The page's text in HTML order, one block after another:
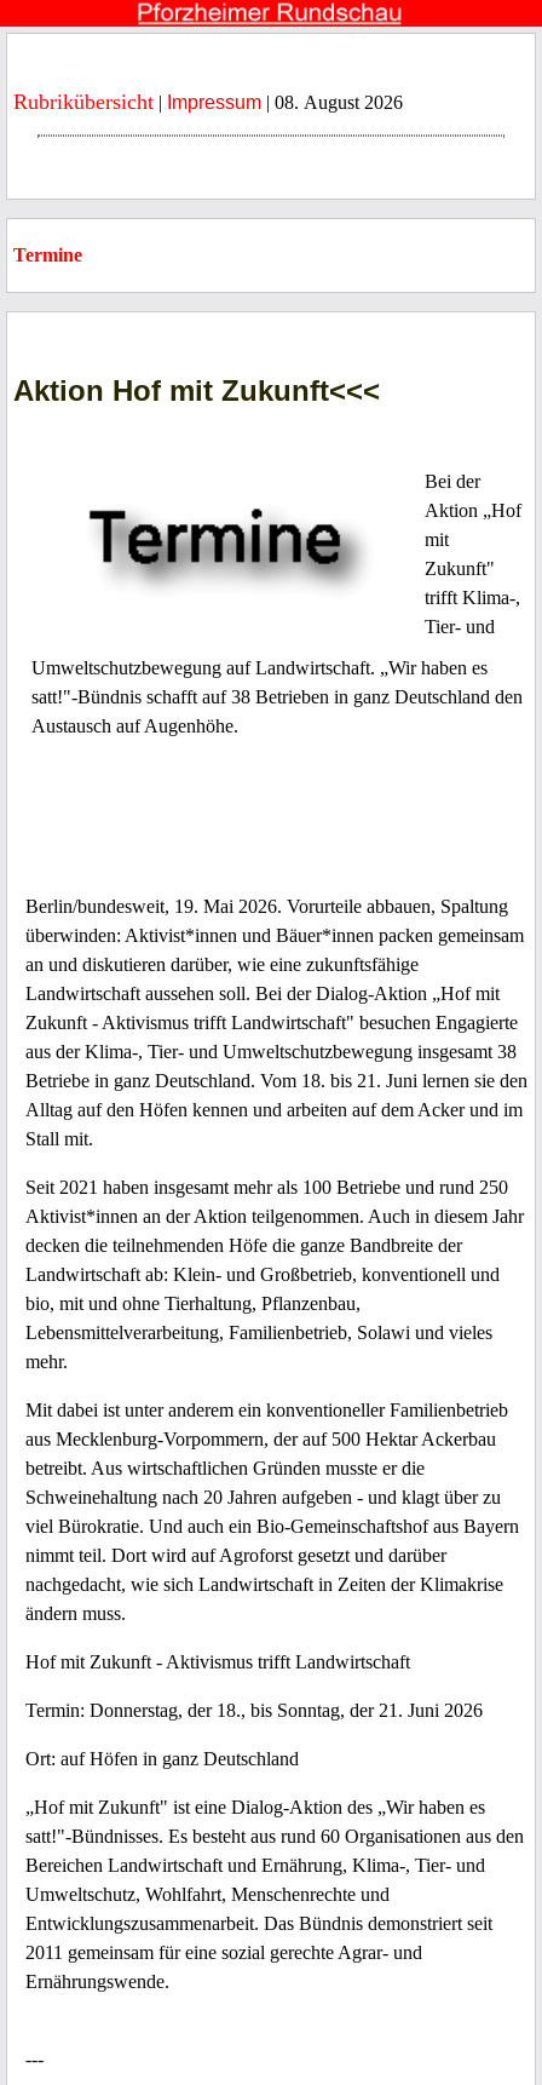
Rubrikübersicht | Impressum | 08. August 2026
Termine
Aktion Hof mit Zukunft<<<
Bei der
Aktion „Hof
mit
Zukunft"
trifft Klima-,
Tier- und
Umweltschutzbewegung auf Landwirtschaft. „Wir haben es
satt!"-Bündnis schafft auf 38 Betrieben in ganz Deutschland den
Austausch auf Augenhöhe.
Berlin/bundesweit, 19. Mai 2026. Vorurteile abbauen, Spaltung
überwinden: Aktivist*innen und Bäuer*innen packen gemeinsam
an und diskutieren darüber, wie eine zukunftsfähige
Landwirtschaft aussehen soll. Bei der Dialog-Aktion „Hof mit
Zukunft - Aktivismus trifft Landwirtschaft" besuchen Engagierte
aus der Klima-, Tier- und Umweltschutzbewegung insgesamt 38
Betriebe in ganz Deutschland. Vom 18. bis 21. Juni lernen sie den
Alltag auf den Höfen kennen und arbeiten auf dem Acker und im
Stall mit.
Seit 2021 haben insgesamt mehr als 100 Betriebe und rund 250
Aktivist*innen an der Aktion teilgenommen. Auch in diesem Jahr
decken die teilnehmenden Höfe die ganze Bandbreite der
Landwirtschaft ab: Klein- und Großbetrieb, konventionell und
bio, mit und ohne Tierhaltung, Pflanzenbau,
Lebensmittelverarbeitung, Familienbetrieb, Solawi und vieles
mehr.
Mit dabei ist unter anderem ein konventioneller Familienbetrieb
aus Mecklenburg-Vorpommern, der auf 500 Hektar Ackerbau
betreibt. Aus wirtschaftlichen Gründen musste er die
Schweinehaltung nach 20 Jahren aufgeben - und klagt über zu
viel Bürokratie. Und auch ein Bio-Gemeinschaftshof aus Bayern
nimmt teil. Dort wird auf Agroforst gesetzt und darüber
nachgedacht, wie sich Landwirtschaft in Zeiten der Klimakrise
ändern muss.
Hof mit Zukunft - Aktivismus trifft Landwirtschaft
Termin: Donnerstag, der 18., bis Sonntag, der 21. Juni 2026
Ort: auf Höfen in ganz Deutschland
„Hof mit Zukunft" ist eine Dialog-Aktion des „Wir haben es
satt!"-Bündnisses. Es besteht aus rund 60 Organisationen aus den
Bereichen Landwirtschaft und Ernährung, Klima-, Tier- und
Umweltschutz, Wohlfahrt, Menschenrechte und
Entwicklungszusammenarbeit. Das Bündnis demonstriert seit
2011 gemeinsam für eine sozial gerechte Agrar- und
Ernährungswende.
---